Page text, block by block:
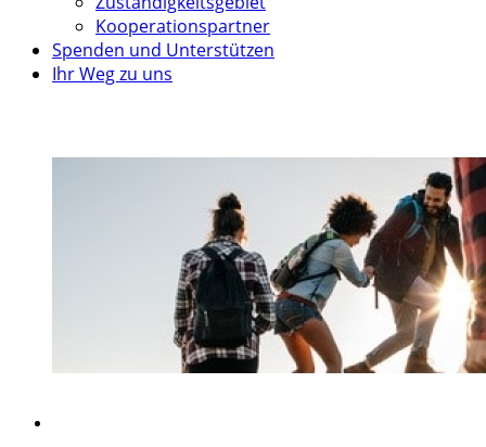
Kooperationspartner
Spenden und Unterstützen
Ihr Weg zu uns